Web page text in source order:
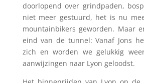
doorlopend over grindpaden,
niet meer gestuurd, het is nu
mountainbikers geworden. Maar
eind van de tunnel: Vanaf Jons
zich en worden we gelukkig
aanwijzingen naar Lyon geloodst.